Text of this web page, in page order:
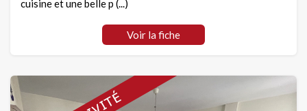
cuisine et une belle p (...)
Voir la fiche